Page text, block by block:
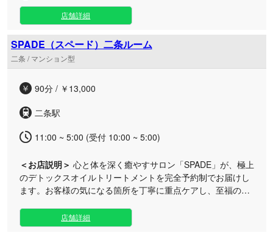
店舗詳細
SPADE（スペード）二条ルーム
二条 / マンション型
90分 / ￥13,000
二条駅
11:00 ~ 5:00 (受付 10:00 ~ 5:00)
＜お店説明＞ 心と体を深く癒やすサロン「SPADE」が、極上
のデトックスオイルトリートメントを完全予約制でお届けし
ます。お客様の気になる箇所を丁寧に重点ケアし、至福のパ
駅近くに位置する当ルームは、静かに自分だけの時間を過ご
せるマンション型のプライベート空間です。 お仕事帰りの遅
店舗詳細